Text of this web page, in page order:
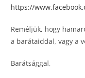
https://
Reméljük, hogy
a barátaiddal, vagy a
Barátsággal,